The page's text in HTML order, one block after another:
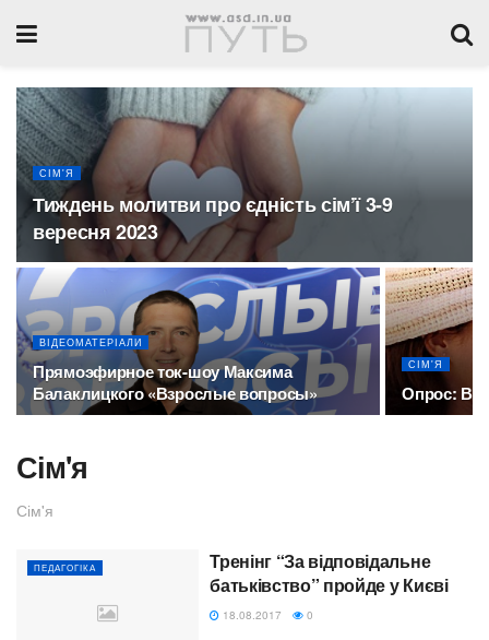
СІМ'Я
Тиждень молитви про єдність сім’ї 3-9
вересня 2023
ВІДЕОМАТЕРІАЛИ
Прямоэфирное ток-шоу Максима
Балаклицкого «Взрослые вопросы»
СІМ'Я
Опрос:
Сім'я
Сім'я
ПЕДАГОГІКА
Тренінг “За відповідальне
батьківство” пройде у Києві
18.08.2017 0